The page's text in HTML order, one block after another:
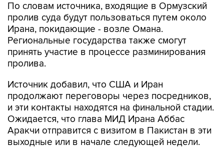
По словам источника, входящие в Ормузский
пролив суда будут пользоваться путем около
Ирана, покидающие - возле Омана.
Региональные государства также смогут
принять участие в процессе разминирования
пролива.
Источник добавил, что США и Иран
продолжают переговоры через посредников,
и эти контакты находятся на финальной стадии.
Ожидается, что глава МИД Ирана Аббас
Аракчи отправится с визитом в Пакистан в эти
выходные или в начале следующей недели.